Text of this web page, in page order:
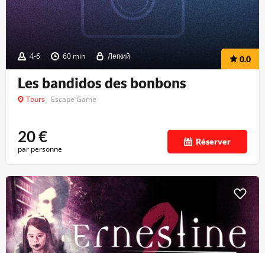
4-6 60 min Легкий 0.0
Les bandidos des bonbons
Tours Escape Game
20€
par personne
Réserver